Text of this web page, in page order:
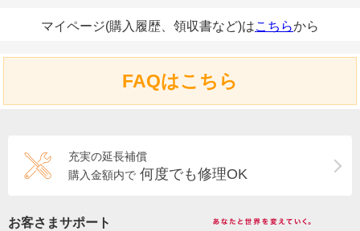
マイページ(購入履歴、領収書など)はこちらから
FAQはこちら
充実の延長補償
購入金額内で 何度でも修理OK
お客さまサポート